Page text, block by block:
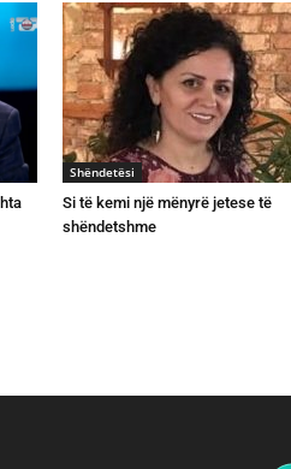
Shëndetësi
Si të kemi një mënyrë jetese të
shëndetshme